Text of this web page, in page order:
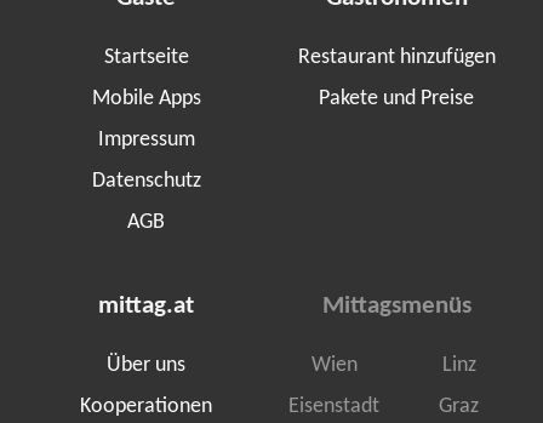
Startseite
Mobile Apps
Impressum
Datenschutz
AGB
Restaurant hinzufügen
Pakete und Preise
mittag.at
Über uns
Kooperationen
Mittagsmenüs
Wien
Linz
Eisenstadt
Graz